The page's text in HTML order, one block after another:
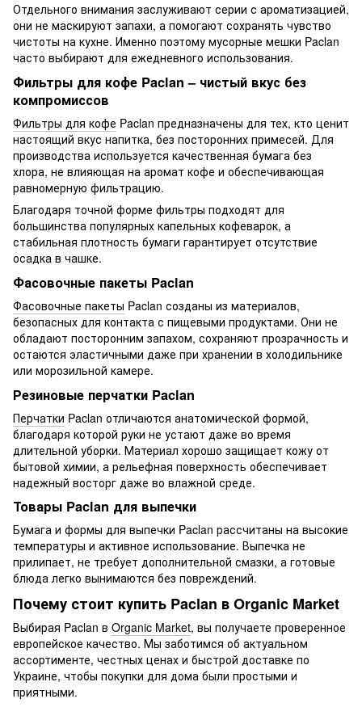
Отдельного внимания заслуживают серии с ароматизацией,
они не маскируют запахи, а помогают сохранять чувство
чистоты на кухне. Именно поэтому мусорные мешки Paclan
часто выбирают для ежедневного использования.
Фильтры для кофе Paclan – чистый вкус без
компромиссов
Фильтры для кофе Paclan предназначены для тех, кто ценит
настоящий вкус напитка, без посторонних примесей. Для
производства используется качественная бумага без
хлора, не влияющая на аромат кофе и обеспечивающая
равномерную фильтрацию.
Благодаря точной форме фильтры подходят для
большинства популярных капельных кофеварок, а
стабильная плотность бумаги гарантирует отсутствие
осадка в чашке.
Фасовочные пакеты Paclan
Фасовочные пакеты Paclan созданы из материалов,
безопасных для контакта с пищевыми продуктами. Они не
обладают посторонним запахом, сохраняют прозрачность и
остаются эластичными даже при хранении в холодильнике
или морозильной камере.
Резиновые перчатки Paclan
Перчатки Paclan отличаются анатомической формой,
благодаря которой руки не устают даже во время
длительной уборки. Материал хорошо защищает кожу от
бытовой химии, а рельефная поверхность обеспечивает
надежный восторг даже во влажной среде.
Товары Paclan для выпечки
Бумага и формы для выпечки Paclan рассчитаны на высокие
температуры и активное использование. Выпечка не
прилипает, не требует дополнительной смазки, а готовые
блюда легко вынимаются без повреждений.
Почему стоит купить Paclan в Organic Market
Выбирая Paclan в Organic Market, вы получаете проверенное
европейское качество. Мы заботимся об актуальном
ассортименте, честных ценах и быстрой доставке по
Украине, чтобы покупки для дома были простыми и
приятными.